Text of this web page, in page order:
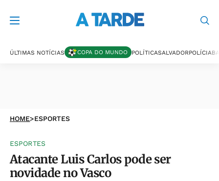
ÚLTIMAS NOTÍCIAS COPA DO MUNDO POLÍTICASALVADORPOLÍCIA
HOME>ESPORTES
ESPORTES
Atacante Luis Carlos pode ser
novidade no Vasco